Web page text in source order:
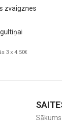
zvaigznes
3 x 4.50€
Sākums